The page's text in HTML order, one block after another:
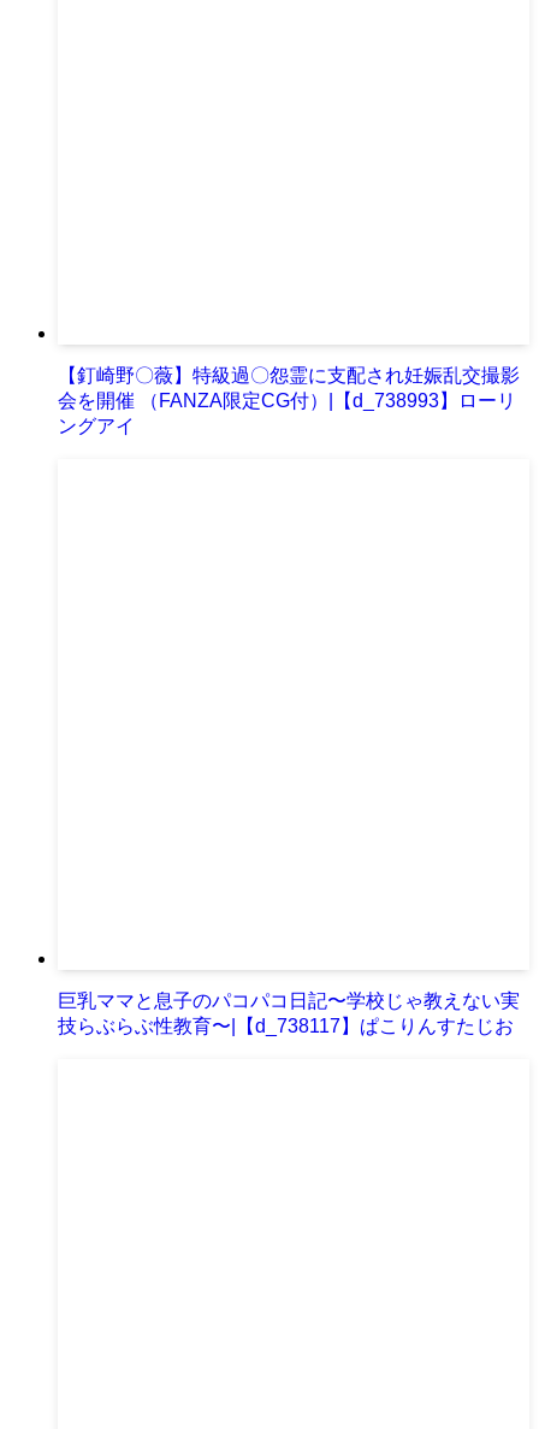
【釘崎野〇薇】特級過〇怨霊に支配され妊娠乱交撮影
会を開催 （FANZA限定CG付）|【d_738993】ローリ
ングアイ
巨乳ママと息子のパコパコ日記〜学校じゃ教えない実
技らぶらぶ性教育〜|【d_738117】ぱこりんすたじお